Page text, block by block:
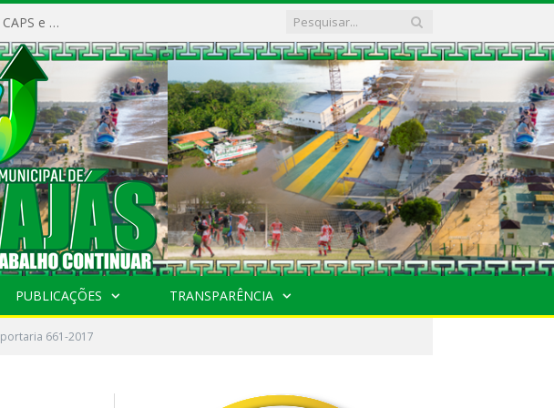
Prefeito Vivaldo Mendes e vice-prefeito Quito inauguram o CAPS e fortalecem a saúde pública em Anajás.
PUBLICAÇÕES TRANSPARÊNCIA
portaria 661-2017